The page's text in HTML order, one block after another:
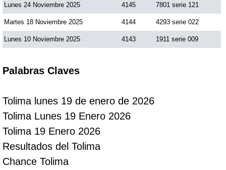
Lunes 24 Noviembre 2025 4145 7801 serie 121
Martes 18 Noviembre 2025 4144 4293 serie 022
Lunes 10 Noviembre 2025 4143 1911 serie 009
Palabras Claves
Tolima lunes 19 de enero de 2026
Tolima Lunes 19 Enero 2026
Tolima 19 Enero 2026
Resultados del Tolima
Chance Tolima